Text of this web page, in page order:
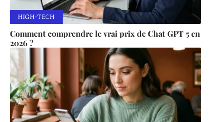
HIGH-TECH
Comment comprendre le vrai prix de Chat GPT 5 en
2026 ?